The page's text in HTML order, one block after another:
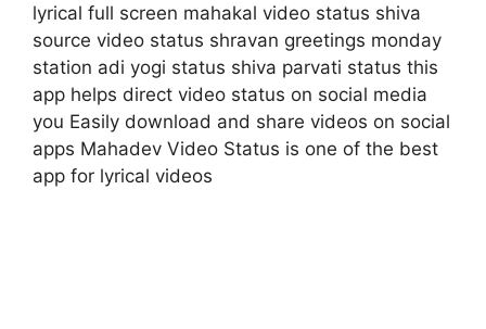
lyrical full screen mahakal video status shiva
source video status shravan greetings monday
station adi yogi status shiva parvati status this
app helps direct video status on social media
you Easily download and share videos on social
apps Mahadev Video Status is one of the best
app for lyrical videos